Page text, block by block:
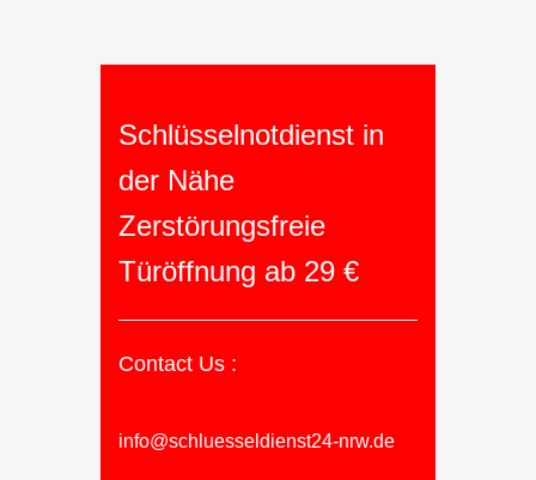
Schlüsselnotdienst in
der Nähe
Zerstörungsfreie
Türöffnung ab 29 €
Contact Us :
info@schluesseldienst24-nrw.de